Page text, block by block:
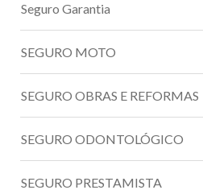
Seguro Garantia
SEGURO MOTO
SEGURO OBRAS E REFORMAS
SEGURO ODONTOLÓGICO
SEGURO PRESTAMISTA